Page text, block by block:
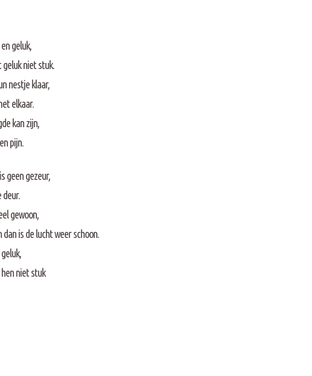
geluk,
geluk niet stuk.
nestje klaar,
elkaar.
kan zijn,
pijn.
geen gezeur,
deur.
gewoon,
is de lucht weer schoon.
niet stuk